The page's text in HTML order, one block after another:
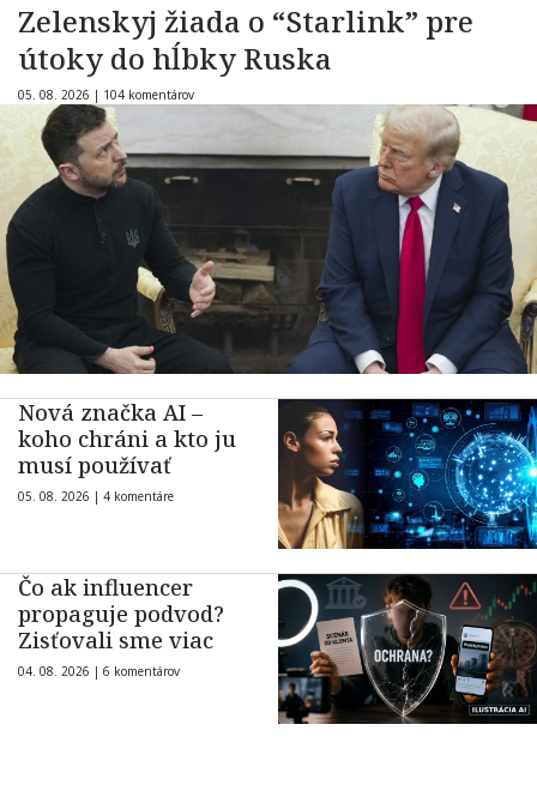
Zelenskyj žiada o “Starlink” pre
útoky do hĺbky Ruska
05. 08. 2026 | 104 komentárov
Nová značka AI –
koho chráni a kto ju
musí používať
05. 08. 2026 | 4 komentáre
Čo ak influencer
propaguje podvod?
Zisťovali sme viac
04. 08. 2026 | 6 komentárov